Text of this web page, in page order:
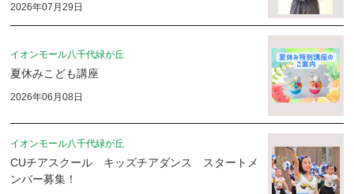
2026年07月29日
イオンモール八千代緑が丘
夏休みこども講座
2026年06月08日
イオンモール八千代緑が丘
CUチアスクール キッズチアダンス スタートメ
ンバー募集！